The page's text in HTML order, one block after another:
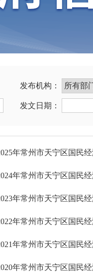
发布机构：
发文日期：